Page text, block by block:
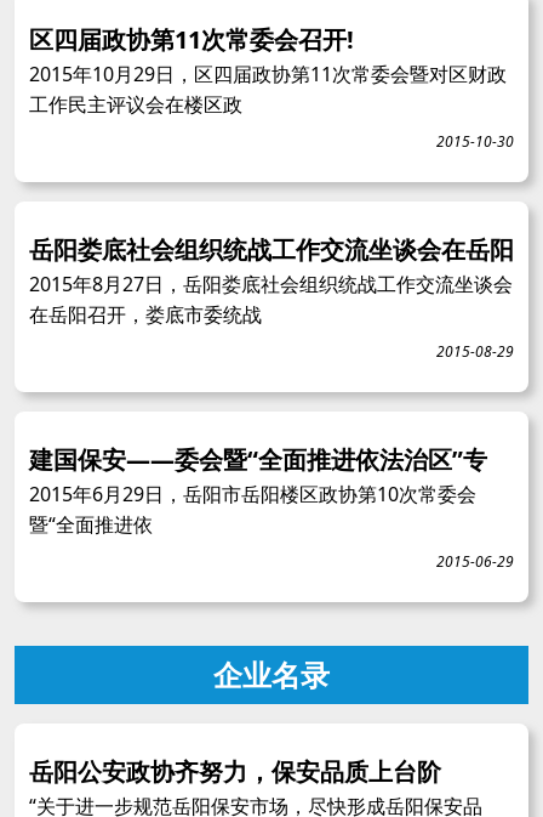
区四届政协第11次常委会召开!
2015年10月29日，区四届政协第11次常委会暨对区财政
工作民主评议会在楼区政
2015-10-30
岳阳娄底社会组织统战工作交流坐谈会在岳阳
2015年8月27日，岳阳娄底社会组织统战工作交流坐谈会
在岳阳召开，娄底市委统战
2015-08-29
建国保安——委会暨“全面推进依法治区”专
2015年6月29日，岳阳市岳阳楼区政协第10次常委会
暨“全面推进依
2015-06-29
企业名录
岳阳公安政协齐努力，保安品质上台阶
“关于进一步规范岳阳保安市场，尽快形成岳阳保安品